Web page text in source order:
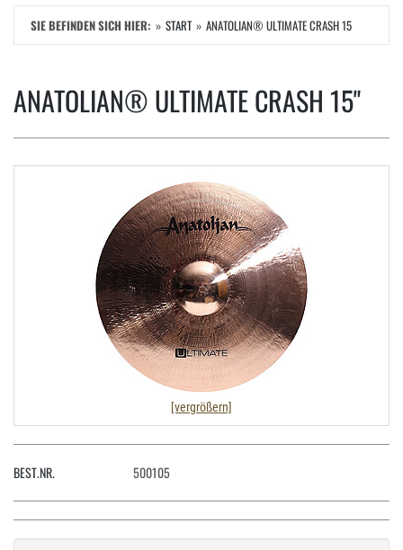
SIE BEFINDEN SICH HIER: START ANATOLIAN® ULTIMATE CRASH 15
ANATOLIAN® ULTIMATE CRASH 15"
[vergrößern]
BEST.NR. 500105